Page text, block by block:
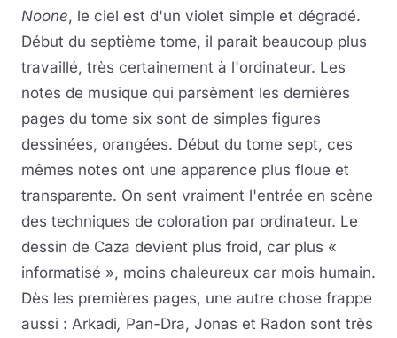
Noone, le ciel est d'un violet simple et dégradé.
Début du septième tome, il parait beaucoup plus
travaillé, très certainement à l'ordinateur. Les
notes de musique qui parsèment les dernières
pages du tome six sont de simples figures
dessinées, orangées. Début du tome sept, ces
mêmes notes ont une apparence plus floue et
transparente. On sent vraiment l'entrée en scène
des techniques de coloration par ordinateur. Le
dessin de Caza devient plus froid, car plus «
informatisé », moins chaleureux car mois humain.
Dès les premières pages, une autre chose frappe
aussi : Arkadi, Pan-Dra, Jonas et Radon sont très